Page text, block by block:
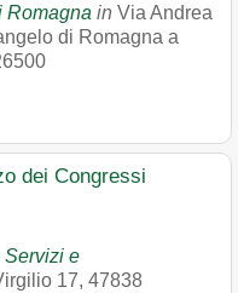
Romagna in Via Andrea
di Romagna a
dei Congressi
Servizi e
17, 47838